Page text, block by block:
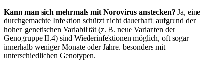
Kann man sich mehrmals mit Norovirus anstecken? Ja, eine
durchgemachte Infektion schützt nicht dauerhaft; aufgrund der
hohen genetischen Variabilität (z. B. neue Varianten der
Genogruppe II.4) sind Wiederinfektionen möglich, oft sogar
innerhalb weniger Monate oder Jahre, besonders mit
unterschiedlichen Genotypen.